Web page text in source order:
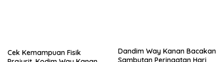
Cek Kemampuan Fisik
Dandim Way Kanan Bacakan
Sambutan Peringatan Hari